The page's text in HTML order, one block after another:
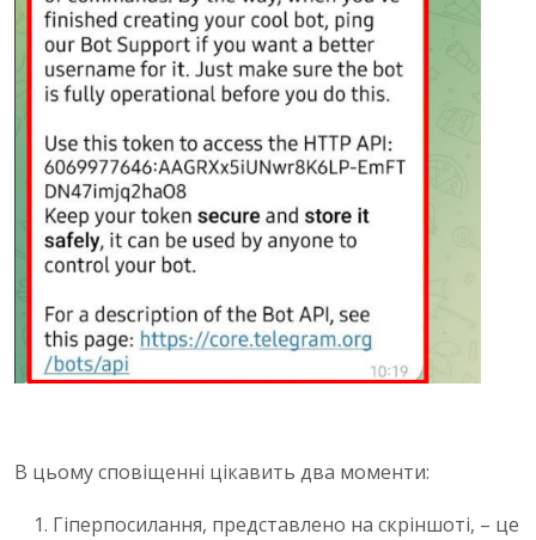
В цьому сповіщенні цікавить два моменти:
Гіперпосилання, представлено на скріншоті, – це